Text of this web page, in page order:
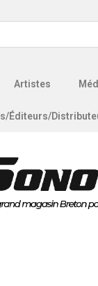
Artistes
Éditeurs/